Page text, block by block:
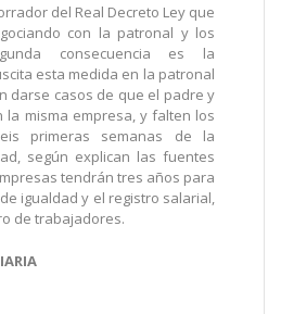
del Real Decreto Ley que
con la patronal y los
consecuencia es la
esta medida en la patronal
darse casos de que el padre y
la misma empresa, y falten los
primeras semanas de la
según explican las fuentes
tendrán tres años para
igualdad y el registro salarial,
de trabajadores.